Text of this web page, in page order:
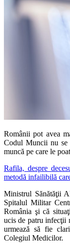
Românii pot avea
Codul Muncii nu se
muncă pe care le
Rafila, despre
metodă infailibilă
Ministrul Sănătăţii
Spitalul Militar
România şi că
ucis de patru infecţii
urmează să fie
Colegiul Medicilor.